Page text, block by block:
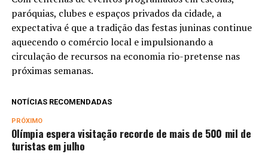
paróquias, clubes e espaços privados da cidade, a
expectativa é que a tradição das festas juninas continue
aquecendo o comércio local e impulsionando a
circulação de recursos na economia rio-pretense nas
próximas semanas.
NOTÍCIAS RECOMENDADAS
PRÓXIMO
Olímpia espera visitação recorde de mais de 500 mil de
turistas em julho